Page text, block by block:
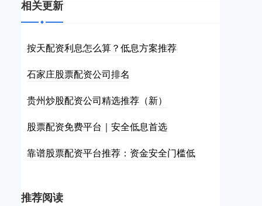
相关更新
按天配资利息怎么算？低息方案推荐
石家庄股票配资公司排名
贵州炒股配资公司精选推荐（新）
股票配资免费平台｜安全低息首选
靠谱股票配资平台推荐：资金安全门槛低
推荐阅读